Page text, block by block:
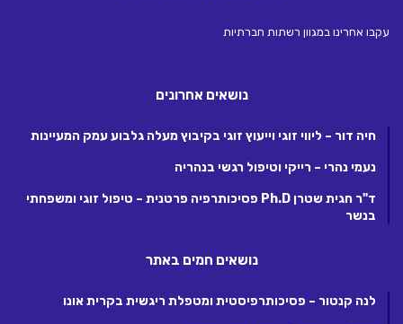
עקבו אחרינו במגוון רשתות חברתיות
נושאים אחרונים
חיה דור – ליווי זוגי וייעוץ זוגי בקיבוץ מעלה גלבוע עמק המעיינות
נעמי נהרי – רייקי וטיפול רגשי בנהריה
ד"ר חגית שטרן Ph.D פסיכותרפיה פרטנית – טיפול זוגי ומשפחתי
בנשר
נושאים חמים באתר
לנה קנטור – פסיכותרפיסטית ומטפלת ריגשית בקרית אונו